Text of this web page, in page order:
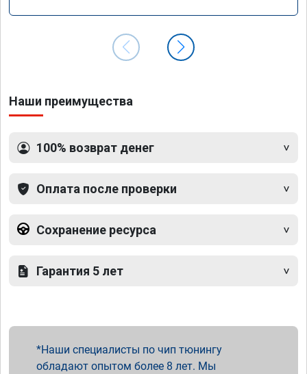
Наши преимущества
100% возврат денег
Оплата после проверки
Сохранение ресурса
Гарантия 5 лет
Наши специалисты по чип тюнингу
обладают опытом более 8 лет. Мы